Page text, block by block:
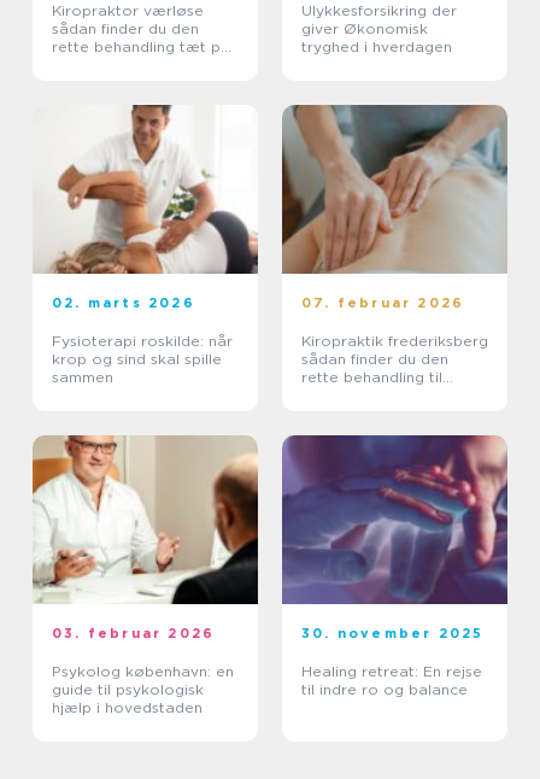
Kiropraktor værløse
sådan finder du den
rette behandling tæt på
Ulykkesforsikring der
giver Økonomisk
tryghed i hverdagen
02. marts 2026
Fysioterapi roskilde: når
krop og sind skal spille
sammen
07. februar 2026
Kiropraktik frederiksberg
sådan finder du den
rette behandling til
03. februar 2026
Psykolog københavn: en
guide til psykologisk
hjælp i hovedstaden
30. november 2025
Healing retreat: En rejse
til indre ro og balance